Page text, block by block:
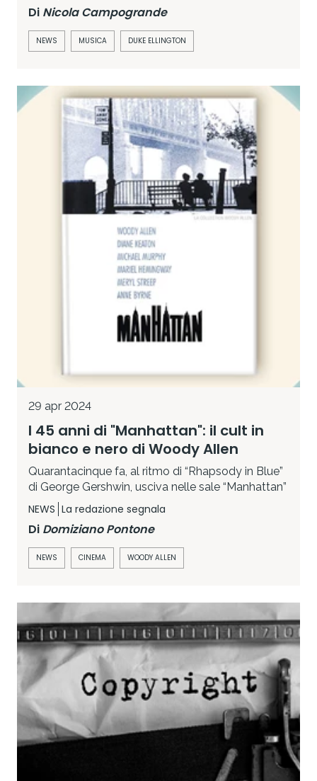
Di Nicola Campogrande
NEWS MUSICA DUKE ELLINGTON
29 apr 2024
I 45 anni di "Manhattan": il cult in
bianco e nero di Woody Allen
Quarantacinque fa, al ritmo di “Rhapsody in Blue”
di George Gershwin, usciva nelle sale “Manhattan”
NEWS La redazione segnala
Di Domiziano Pontone
NEWS CINEMA WOODY ALLEN